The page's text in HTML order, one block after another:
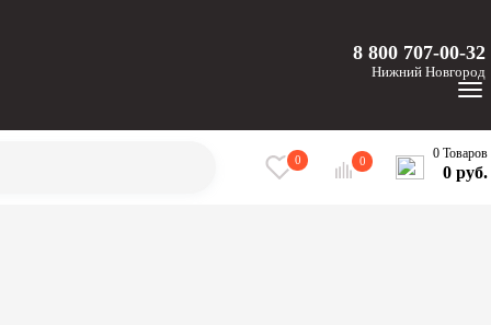
8 800 707-00-32
Нижний Новгород
0 0 0 Товаров
0 руб.